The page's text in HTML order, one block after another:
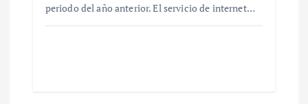
periodo del año anterior. El servicio de internet…